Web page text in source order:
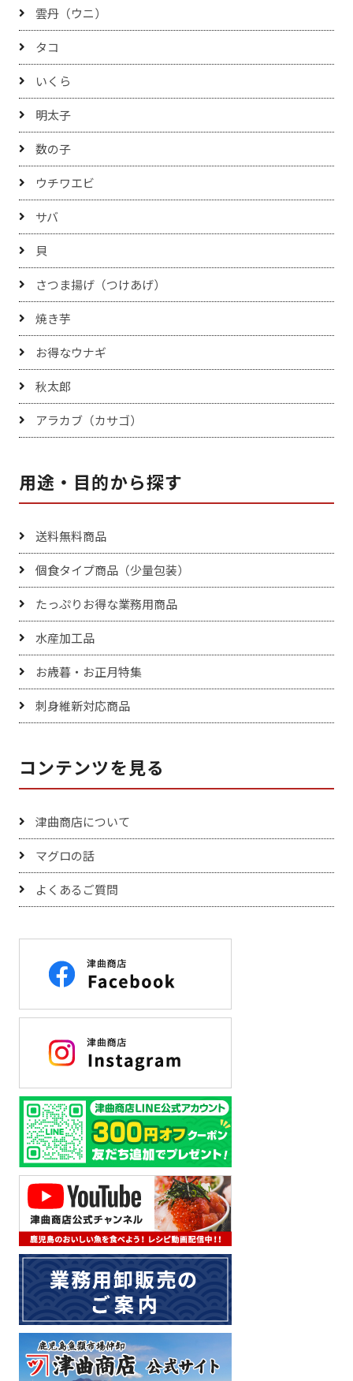
雲丹（ウニ）
タコ
いくら
明太子
数の子
ウチワエビ
サバ
貝
さつま揚げ（つけあげ）
焼き芋
お得なウナギ
秋太郎
アラカブ（カサゴ）
用途・目的から探す
送料無料商品
個食タイプ商品（少量包装）
たっぷりお得な業務用商品
水産加工品
お歳暮・お正月特集
刺身維新対応商品
コンテンツを見る
津曲商店について
マグロの話
よくあるご質問